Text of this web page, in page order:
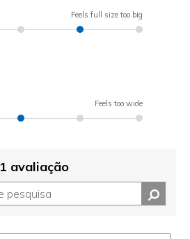
Feels full size too big
Feels too wide
1 avaliação